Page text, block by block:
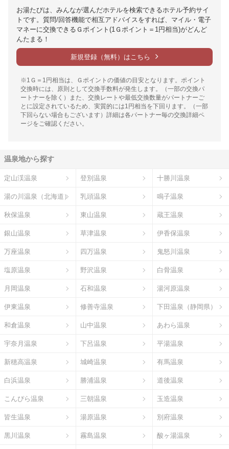
お湯たびは、みんなが選んだホテルを検索できるホテル予約サイ
トです。質問/回答機能で相互アドバイスをすれば、マイル・電子
マネーに交換できるＧポイント(1Ｇポイント＝1円相当)がどんど
んたまる！
新規登録（無料）はこちら
※1Ｇ＝1円相当は、Ｇポイントの価値の目安となります。ポイント
交換時には、原則として交換手数料が発生します。（一部の交換パ
ートナーを除く）また、交換レートや最低交換数量がパートナーご
とに設定されているため、実質的には1円相当を下回ります。（一部
下回らない場合もございます）詳細は各パートナー毎の交換詳細ペ
ージをご確認ください。
温泉地から探す
定山渓温泉 登別温泉 十勝川温泉
湯の川温泉（北海道） 乳頭温泉 鳴子温泉
秋保温泉 東山温泉 蔵王温泉
銀山温泉 草津温泉 伊香保温泉
万座温泉 四万温泉 鬼怒川温泉
塩原温泉 野沢温泉 白骨温泉
月岡温泉 石和温泉 湯河原温泉
伊東温泉 修善寺温泉 下田温泉（静岡県）
和倉温泉 山中温泉 あわら温泉
宇奈月温泉 下呂温泉 平湯温泉
新穂高温泉 城崎温泉 有馬温泉
白浜温泉 勝浦温泉 道後温泉
こんぴら温泉 三朝温泉 玉造温泉
皆生温泉 湯原温泉 別府温泉
黒川温泉 霧島温泉 酸ヶ湯温泉